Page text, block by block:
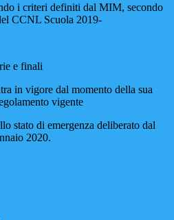
i criteri definiti dal MIM, secondo
CCNL Scuola 2019-
e finali
in vigore dal momento della sua
vigente
stato di emergenza deliberato dal
2020.